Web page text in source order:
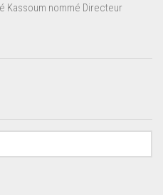
Kassoum nommé Directeur